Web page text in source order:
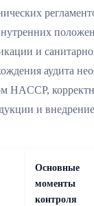
и
аудита
HACCP,
и
Основные
моменты
контроля